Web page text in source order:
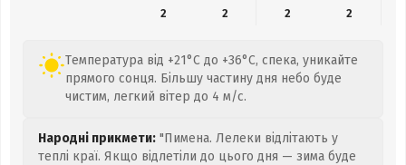
2
2 2 2
Температура від +21°C до +36°C, спека, уникайте
прямого сонця. Більшу частину дня небо буде
чистим, легкий вітер до 4 м/с.
Народні прикмети: "Пимена. Лелеки відлітають у
теплі краї. Якщо відлетіли до цього дня — зима буде